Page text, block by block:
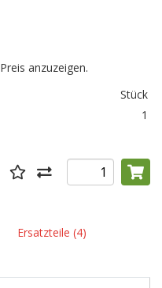
anzuzeigen.
Stück
1
Ersatzteile (4)